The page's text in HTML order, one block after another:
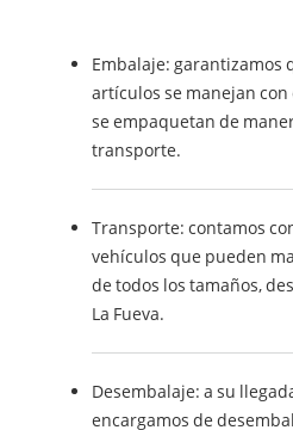
Embalaje: garantizamos
artículos se manejan
se empaquetan de
transporte.
Transporte: contamos
vehículos que pueden
de todos los tamaños,
La Fueva.
Desembalaje: a su
encargamos de